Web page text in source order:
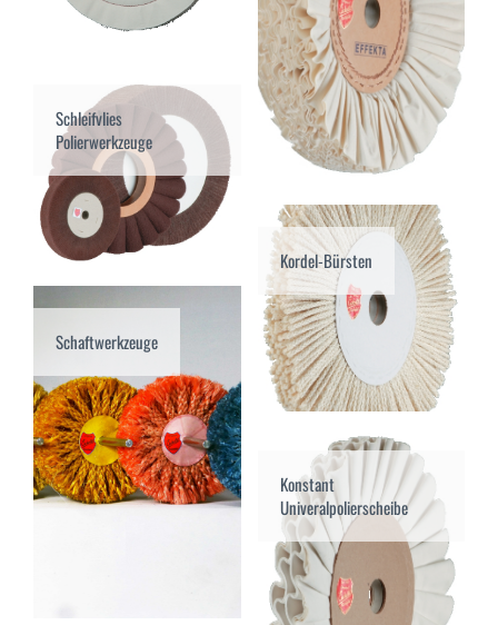
Schleifvlies
Polierwerkzeuge
Kordel-Bürsten
Schaftwerkzeuge
Konstant
Univeralpolierscheibe